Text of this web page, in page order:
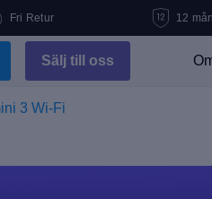
Fri Retur 12
Sälj till oss
3 Wi-Fi